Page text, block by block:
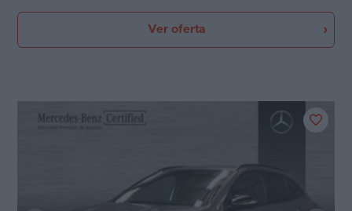
Ver oferta